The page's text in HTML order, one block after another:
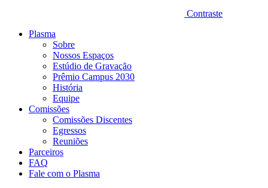
Contraste
Plasma
Sobre
Nossos Espaços
Estúdio de Gravação
Prêmio Campus 2030
História
Equipe
Comissões
Comissões Discentes
Egressos
Reuniões
Parceiros
FAQ
Fale com o Plasma